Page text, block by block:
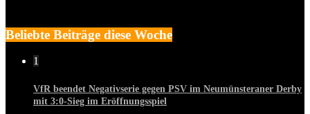
Beliebte Beiträge diese Woche
1
VfR beendet Negativserie gegen PSV im Neumünsteraner Derby
mit 3:0-Sieg im Eröffnungsspiel